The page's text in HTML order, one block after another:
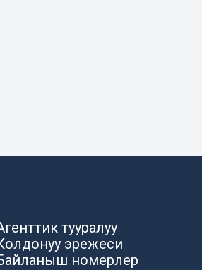
тууралуу
эрежеси
номерлер